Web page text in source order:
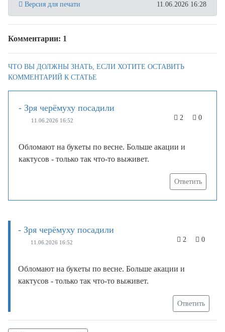
Версия для печати 11.06.2026 16:28
Комментарии: 1
ЧТО ВЫ ДОЛЖНЫ ЗНАТЬ, ЕСЛИ ХОТИТЕ ОСТАВИТЬ
КОММЕНТАРИЙ К СТАТЬЕ
- Зря черёмуху посадили
11.06.2026 16:52 2 0
Обломают на букеты по весне. Больше акации и
кактусов - только так что-то выживет.
Ответить
- Зря черёмуху посадили
11.06.2026 16:52 2 0
Обломают на букеты по весне. Больше акации и
кактусов - только так что-то выживет.
Ответить